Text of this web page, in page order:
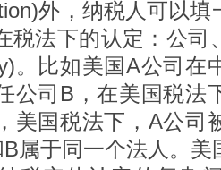
外，纳税人可以
税法下的认定：公司
。比如美国A公司在
公司B，在美国税法
美国税法下，A公司
属于同一个法人。